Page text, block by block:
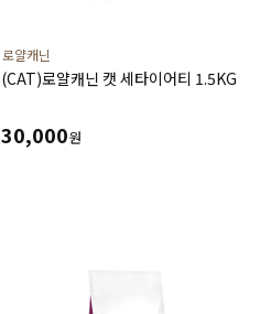
로얄캐닌
(CAT)로얄캐닌 캣 세타이어티 1.5KG
30,000원